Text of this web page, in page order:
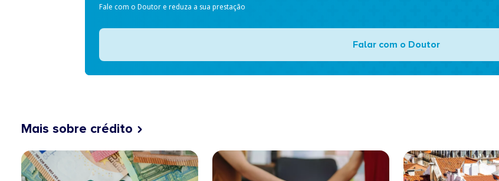
Fale com o Doutor e reduza a sua prestação
Falar com o Doutor
Mais sobre crédito